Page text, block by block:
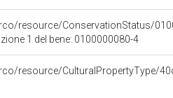
resource/ConservationStatus/
1 del bene: 0100000080-4
resource/CulturalPropertyType/